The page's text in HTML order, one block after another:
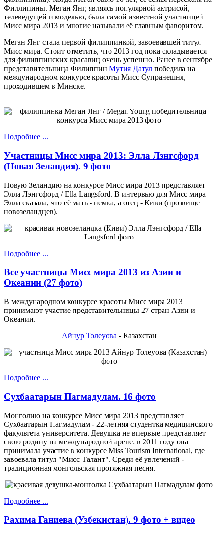
Филлипины. Меган Янг, являясь популярной актрисой,
телеведущей и моделью, была самой известной участницей
Мисс мира 2013 и многие называли её главным фаворитом.
Меган Янг стала первой филиппинкой, завоевавшей титул
Мисс мира. Стоит отметить, что 2013 год пока складывается
для филиппинских красавиц очень успешно. Ранее в сентябре
представительница Филиппин Мутия Датул победила на
международном конкурсе красоты Мисс Супранешнл,
проходившем в Минске.
Подробнее ...
Участницы Мисс мира 2013: Элла Лэнгсфорд
(Новая Зеландия). 9 фото
Новую Зеландию на конкурсе Мисс мира 2013 представляет
Элла Лэнгсфорд / Ella Langsford. В интервью для Мисс мира
Элла сказала, что её мать - немка, а отец - Киви (прозвище
новозеландцев).
Подробнее ...
Все участницы Мисс мира 2013 из Азии и
Океании (27 фото)
В международном конкурсе красоты Мисс мира 2013
принимают участие представительницы 27 стран Азии и
Океании.
Айнур Толеуова - Казахстан
Подробнее ...
Сухбаатарын Пагмадулам. 16 фото
Монголию на конкурсе Мисс мира 2013 представляет
Сухбаатарын Пагмадулам - 22-летняя студентка медицинского
факультета университета. Девушка не впервые представляет
свою родину на международной арене: в 2011 году она
принимала участие в конкурсе Miss Tourism International, где
завоевала титул "Мисс Талант". Среди её увлечений -
традиционная монгольская протяжная песня.
Подробнее ...
Рахима Ганиева (Узбекистан). 9 фото + видео